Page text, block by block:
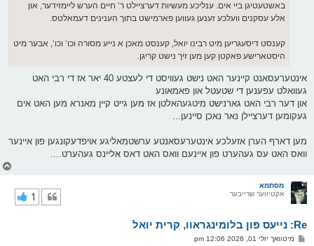
באשטעטיגן ביי אים. ענליכע מעשיות דערציילט ר‘ חיים הערש ליימזידער, און
אלע עסקנים וועלכע זענען געווען פארמישט בתוך הענינים דעמאלטס.
קענסט דיסעגריען מיט רבינו יואל, קענסט מאכן א נייע מסורה וכו‘ וכו‘, אבער מיט
היסטארישע פאקטן קען מען זיך נישט קריגן.
אינטערעסאנט קיינער האט נישט געוויסט די לעצטע 40 יאר אז די רבי האט
געוואלט עפענען די שטעטל און פאמאונע
און דער רבי האט גארנישט מיטגעהאלטן אז מען גייט קיין מאנרא מען האט אים
געקומען דערציילן נאר נאכן סיינען...
מען דארף הערן אזעלכע אינטערעסאנטע ערשטמאליגע אויפדעקונגען פון איינער
וואס האט עס געהערט פון איינעם וואס האט דאס אליינס געהערט....
מסתמא
אקטיווער שרייבער
Re: נייעס פון בלומינגראוו, קרית יואל
1
פמיטוואך יולי 01, 2026 12:06 pm